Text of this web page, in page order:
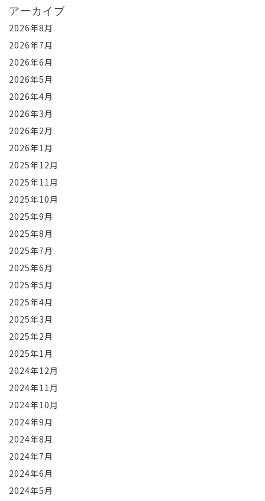
アーカイブ
2026年8月
2026年7月
2026年6月
2026年5月
2026年4月
2026年3月
2026年2月
2026年1月
2025年12月
2025年11月
2025年10月
2025年9月
2025年8月
2025年7月
2025年6月
2025年5月
2025年4月
2025年3月
2025年2月
2025年1月
2024年12月
2024年11月
2024年10月
2024年9月
2024年8月
2024年7月
2024年6月
2024年5月